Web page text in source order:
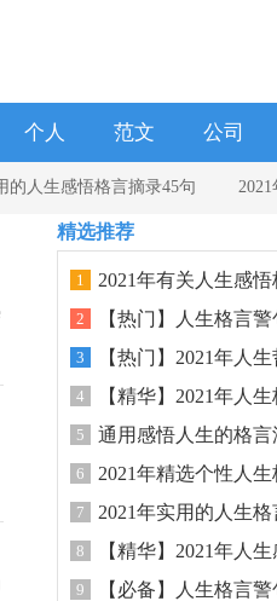
个人 范文 公司
的人生感悟格言摘录45句
汇总66句精选推荐
1 2021年有关人生感
2 【热门】人生格言
3 【热门】2021年人
4 【精华】2021年人
5 通用感悟人生的格言
6 2021年精选个性人
7 2021年实用的人生
8 【精华】2021年人
9 【必备】人生格言